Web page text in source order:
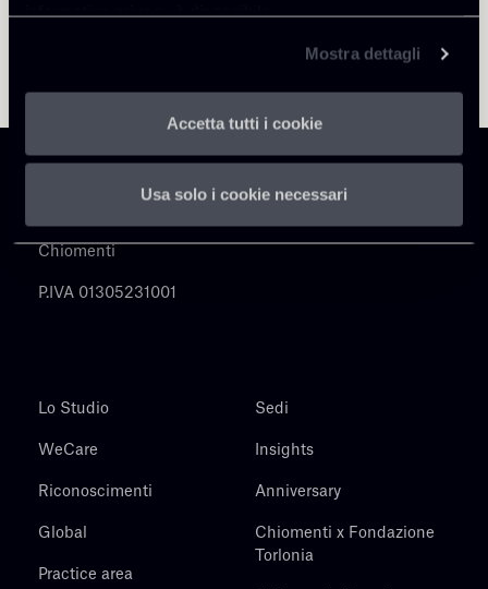
informativa privacy è disponibilequi.
Mostra dettagli
Accetta tutti i cookie
Usa solo i cookie necessari
Chiomenti
P.IVA 01305231001
Lo Studio
WeCare
Riconoscimenti
Global
Practice area
Sedi
Insights
Anniversary
Chiomenti x Fondazione
Torlonia